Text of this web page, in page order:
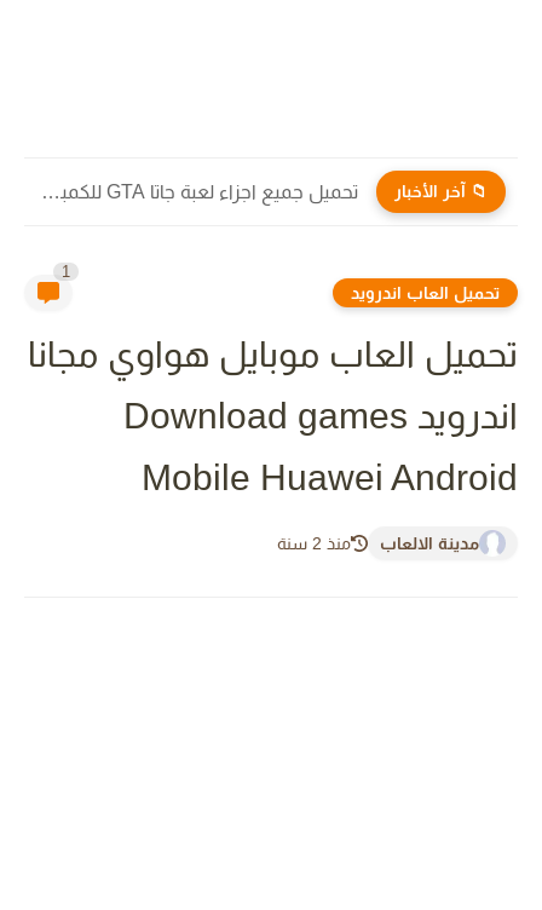
📁 آخر الأخبار تحميل جميع اجزاء لعبة جاتا GTA للكمبيوتر والاندرويد برابط مباشر...
تحميل العاب اندرويد
1
تحميل العاب موبايل هواوي مجانا
اندرويد Download games
Mobile Huawei Android
مدينة الالعاب منذ 2 سنة